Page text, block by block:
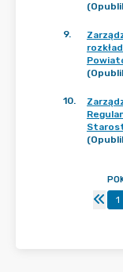
9.
10.
1